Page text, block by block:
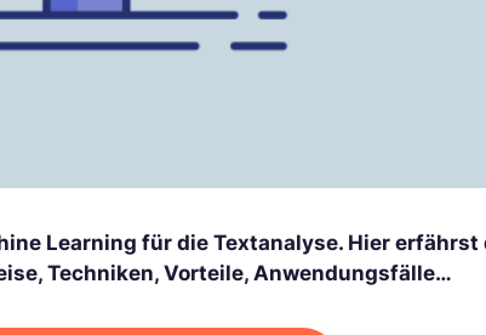
Learning für die Textanalyse. Hier erfährst
Techniken, Vorteile, Anwendungsfälle…